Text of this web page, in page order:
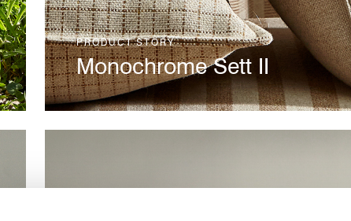
PRODUCT STORY
Monochrome Sett II